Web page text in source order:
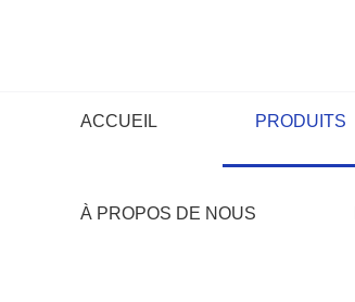
ACCUEIL PRODUITS
À PROPOS DE NOUS